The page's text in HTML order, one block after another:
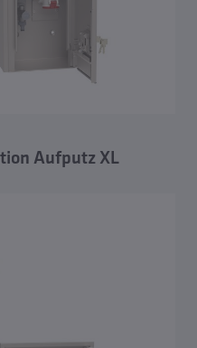
für Wasser und
Aufputz XL